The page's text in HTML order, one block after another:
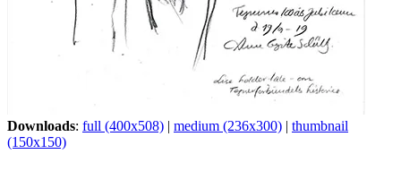
Downloads: full (400x508) | medium (236x300) | thumbnail
(150x150)